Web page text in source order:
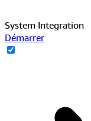
System Integration
Démarrer